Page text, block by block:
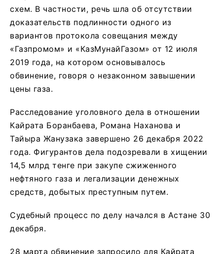
схем. В частности, речь шла об отсутствии
доказательств подлинности одного из
вариантов протокола совещания между
«Газпромом» и «КазМунайГазом» от 12 июля
2019 года, на котором основывалось
обвинение, говоря о незаконном завышении
цены газа.
Расследование уголовного дела в отношении
Кайрата Боранбаева, Романа Наханова и
Тайыра Жанузака завершено 26 декабря 2022
года. Фигурантов дела подозревали в хищении
14,5 млрд тенге при закупе сжиженного
нефтяного газа и легализации денежных
средств, добытых преступным путем.
Судебный процесс по делу начался в Астане 30
декабря.
28 марта обвинение запросило для Кайрата